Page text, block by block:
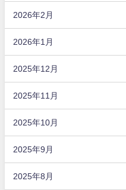
2026年2月
2026年1月
2025年12月
2025年11月
2025年10月
2025年9月
2025年8月